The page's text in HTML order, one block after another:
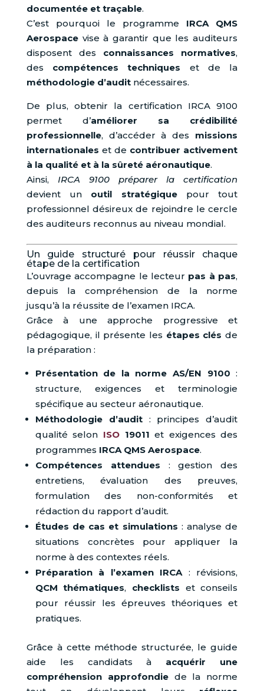
documentée et traçable.
C’est pourquoi le programme IRCA QMS
Aerospacevise à garantir que les auditeurs
disposent des connaissances normatives,
des compétences techniques et de la
méthodologie d’auditnécessaires.
De plus, obtenir la certification IRCA 9100
permet d’améliorer sa crédibilité
professionnelle, d’accéder à des missions
internationales et de contribuer activement
à la qualité et à la sûreté aéronautique.
Ainsi, IRCA 9100 préparer la certification
devient un outil stratégiquepour tout
professionnel désireux de rejoindre le cercle
des auditeurs reconnus au niveau mondial.
Un guide structuré pour réussir chaque
étape de la certification
L’ouvrage accompagne le lecteur pas à pas,
depuis la compréhension de la norme
jusqu’à la réussite de l’examen IRCA.
Grâce à une approche progressive et
pédagogique, il présente les étapes clés de
la préparation :
Présentation de la norme AS/EN 9100 :
structure, exigences et terminologie
spécifique au secteur aéronautique.
Méthodologie d’audit: principes d’audit
qualité selon ISO19011 et exigences des
programmes IRCA QMS Aerospace.
Compétences attendues : gestion des
entretiens, évaluation des preuves,
formulation des non-conformités et
rédaction du rapport d’audit.
Études de cas et simulations : analyse de
situations concrètes pour appliquer la
norme à des contextes réels.
Préparation à l’examen IRCA : révisions,
QCM thématiques, checklists et conseils
pour réussir les épreuves théoriques et
pratiques.
Grâce à cette méthode structurée, le guide
aide les candidats à acquérir une
compréhension approfondiede la norme